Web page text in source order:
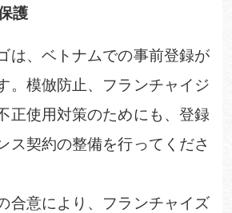
護
は、ベトナムでの事前登録が
。模倣防止、フランチャイジ
正使用対策のためにも、登録
ス契約の整備を行ってくださ
合意により、フランチャイズ